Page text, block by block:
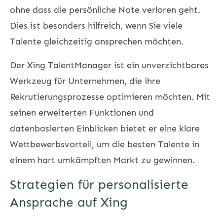
ohne dass die persönliche Note verloren geht.
Dies ist besonders hilfreich, wenn Sie viele
Talente gleichzeitig ansprechen möchten.
Der Xing TalentManager ist ein unverzichtbares
Werkzeug für Unternehmen, die ihre
Rekrutierungsprozesse optimieren möchten. Mit
seinen erweiterten Funktionen und
datenbasierten Einblicken bietet er eine klare
Wettbewerbsvorteil, um die besten Talente in
einem hart umkämpften Markt zu gewinnen.
Strategien für personalisierte
Ansprache auf Xing